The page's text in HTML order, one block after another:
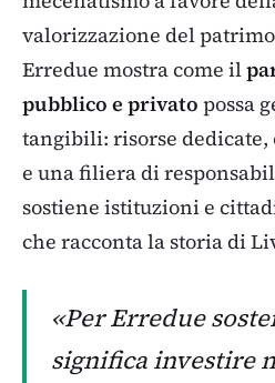
valorizzazione del
Erredue mostra come il
pubblico e privato possa
tangibili: risorse dedicate,
e una filiera di
sostiene istituzioni e
che racconta la storia di
«Per Erredue
significa investire